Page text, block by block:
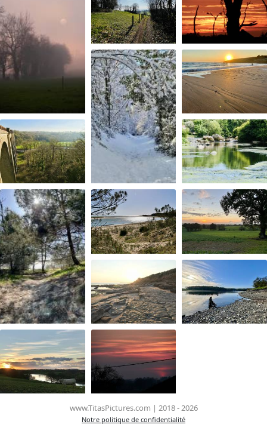
www.TitasPictures.com | 2018 - 2026
Notre politique de confidentialité